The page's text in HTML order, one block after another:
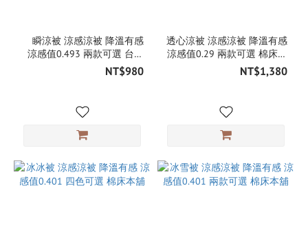
瞬涼被 涼感涼被 降溫有感
涼感值0.493 兩款可選 台灣
製 棉床本舖
NT$980
透心涼被 涼感涼被 降溫有感
涼感值0.29 兩款可選 棉床本
舖
NT$1,380